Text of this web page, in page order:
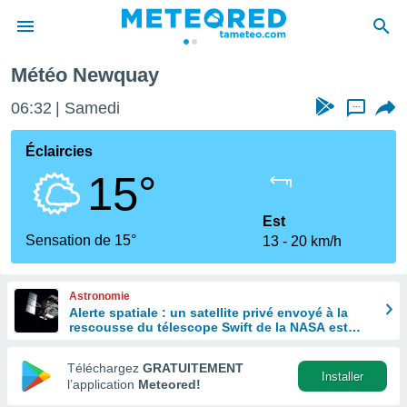
de
Météo Newquay
06:32 Samedi ...
Éclaircies
15°
Sensation de 15°
Est
13
20 km/h
Astronomie
Alerte spatiale : un satellite privé envoyé à la
rescousse du télescope Swift de la NASA est
Téléchargez GRATUITEMENT
l’application Meteored!
Installer